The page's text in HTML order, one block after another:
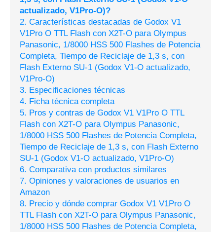
actualizado, V1Pro-O)?
2. Características destacadas de Godox V1
V1Pro O TTL Flash con X2T-O para Olympus
Panasonic, 1/8000 HSS 500 Flashes de Potencia
Completa, Tiempo de Reciclaje de 1,3 s, con
Flash Externo SU-1 (Godox V1-O actualizado,
V1Pro-O)
3. Especificaciones técnicas
4. Ficha técnica completa
5. Pros y contras de Godox V1 V1Pro O TTL
Flash con X2T-O para Olympus Panasonic,
1/8000 HSS 500 Flashes de Potencia Completa,
Tiempo de Reciclaje de 1,3 s, con Flash Externo
SU-1 (Godox V1-O actualizado, V1Pro-O)
6. Comparativa con productos similares
7. Opiniones y valoraciones de usuarios en
Amazon
8. Precio y dónde comprar Godox V1 V1Pro O
TTL Flash con X2T-O para Olympus Panasonic,
1/8000 HSS 500 Flashes de Potencia Completa,